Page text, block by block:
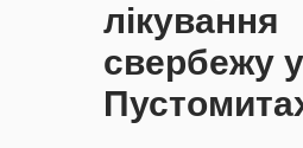
лікування
свербежу у